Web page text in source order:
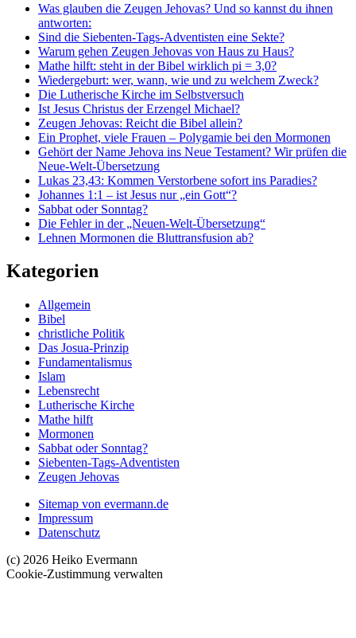
Was glauben die Zeugen Jehovas? Und so kannst du ihnen
antworten:
Sind die Siebenten-Tags-Adventisten eine Sekte?
Warum gehen Zeugen Jehovas von Haus zu Haus?
Mathe hilft: steht in der Bibel wirklich pi = 3,0?
Wiedergeburt: wer, wann, wie und zu welchem Zweck?
Die Lutherische Kirche im Selbstversuch
Ist Jesus Christus der Erzengel Michael?
Zeugen Jehovas: Reicht die Bibel allein?
Ein Prophet, viele Frauen – Polygamie bei den Mormonen
Gehört der Name Jehova ins Neue Testament? Wir prüfen die
Neue-Welt-Übersetzung
Lukas 23,43: Kommen Verstorbene sofort ins Paradies?
Johannes 1:1 – ist Jesus nur „ein Gott“?
Sabbat oder Sonntag?
Die Fehler in der „Neuen-Welt-Übersetzung“
Lehnen Mormonen die Bluttransfusion ab?
Kategorien
Allgemein
Bibel
christliche Politik
Das Josua-Prinzip
Fundamentalismus
Islam
Lebensrecht
Lutherische Kirche
Mathe hilft
Mormonen
Sabbat oder Sonntag?
Siebenten-Tags-Adventisten
Zeugen Jehovas
Sitemap von evermann.de
Impressum
Datenschutz
(c) 2026 Heiko Evermann
Cookie-Zustimmung verwalten